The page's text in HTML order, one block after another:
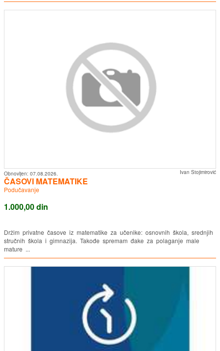
Ivan Stojimirović
Obnovljen: 07.08.2026.
ČASOVI MATEMATIKE
Podučavanje
1.000,00 din
Držim privatne časove iz matematike za učenike: osnovnih škola, srednjih
stručnih škola i gimnazija. Takođe spremam đake za polaganje male
mature ...